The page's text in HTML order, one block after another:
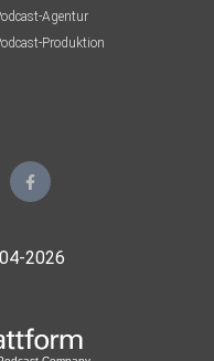
Agentur
Produktion
2026